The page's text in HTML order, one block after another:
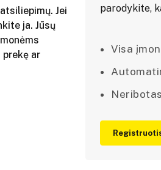
Jei
ja. Jūsų
ar
parodykite,
Visa